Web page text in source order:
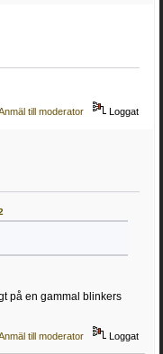
till moderator Loggat
på en gammal blinkers
till moderator Loggat